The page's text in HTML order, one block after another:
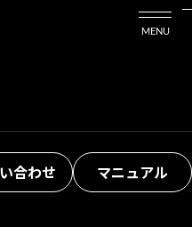
討中の方
合わせ マニュアル
MENU
08.14.2024 up
06.20.2025 u
08.14.2024 up